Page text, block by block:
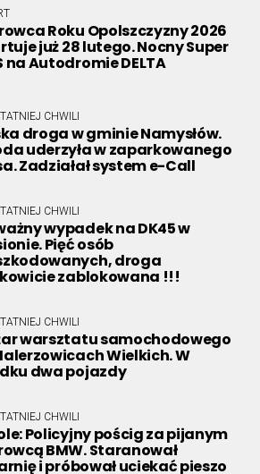
Roku Opolszczyzny 2026
już 28 lutego. Nocny Super
na Autodromie DELTA
CHWILI
droga w gminie Namysłów.
uderzyła w zaparkowanego
Zadziałał system e-Call
CHWILI
wypadek na DK45 w
Pięć osób
droga
zablokowana !!!
CHWILI
warsztatu samochodowego
Wielkich. W
dwa pojazdy
CHWILI
Policyjny pościg za pijanym
BMW. Staranował
i próbował uciekać pieszo